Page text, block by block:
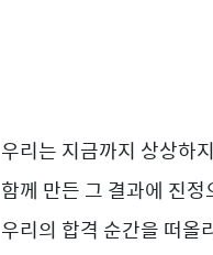
우리는 지금까지 상상하
함께 만든 그 결과에 진
우리의 합격 순간을 떠올